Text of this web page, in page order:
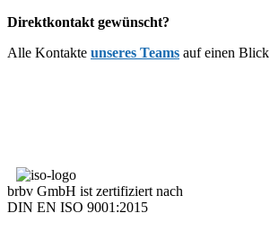
Direktkontakt gewünscht?
Alle Kontakte unseres Teams auf einen Blick
brbv GmbH ist zertifiziert nach
DIN EN ISO 9001:2015